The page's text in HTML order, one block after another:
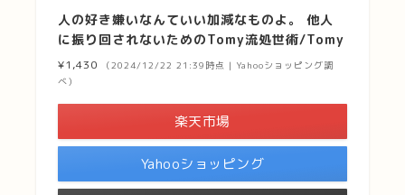
人の好き嫌いなんていい加減なものよ。 他人
に振り回されないためのTomy流処世術/Tomy
¥1,430
（2024/12/22 21:39時点 | Yahooショッピング調
べ）
楽天市場
Yahooショッピング